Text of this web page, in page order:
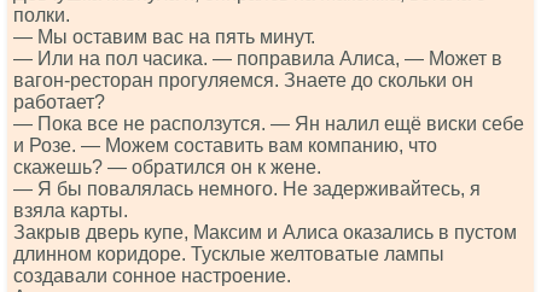
полки.
— Мы оставим вас на пять минут.
— Или на пол часика. — поправила Алиса, — Может в
вагон-ресторан прогуляемся. Знаете до скольки он
работает?
— Пока все не расползутся. — Ян налил ещё виски себе
и Розе. — Можем составить вам компанию, что
скажешь? — обратился он к жене.
— Я бы повалялась немного. Не задерживайтесь, я
взяла карты.
Закрыв дверь купе, Максим и Алиса оказались в пустом
длинном коридоре. Тусклые желтоватые лампы
создавали сонное настроение.